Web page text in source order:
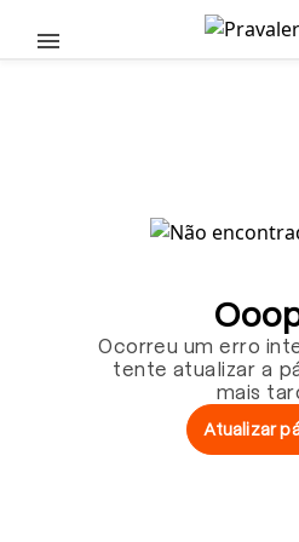
Pular para o conteúdo principal
Ocorreu um erro
tente atualizar a
mais
Atualizar